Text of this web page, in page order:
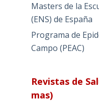
Masters de la
(ENS) de España
Programa de
Campo (PEAC)
Revistas de
mas)